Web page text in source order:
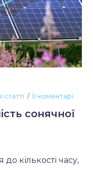
статті 0 коментарі
сонячної
до кількості часу,